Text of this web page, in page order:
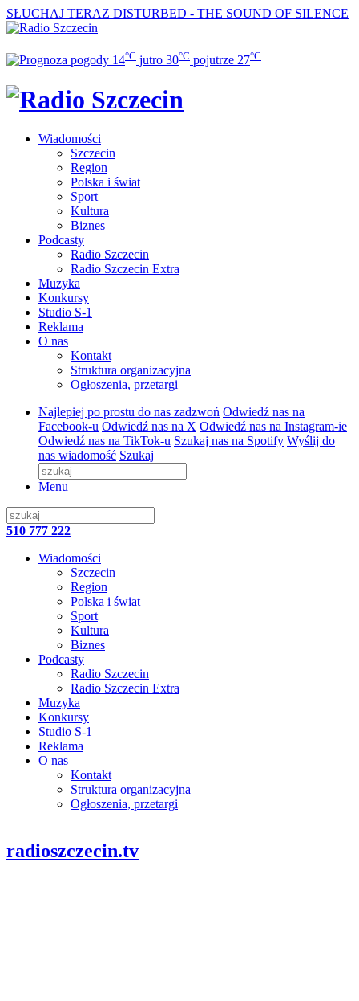
SŁUCHAJ TERAZ DISTURBED - THE SOUND OF SILENCE
14°C jutro 30°C pojutrze 27°C
Wiadomości
Szczecin
Region
Polska i świat
Sport
Kultura
Biznes
Podcasty
Radio Szczecin
Radio Szczecin Extra
Muzyka
Konkursy
Studio S-1
Reklama
O nas
Kontakt
Struktura organizacyjna
Ogłoszenia, przetargi
Najlepiej po prostu do nas zadzwoń Odwiedź nas na
Facebook-u Odwiedź nas na X Odwiedź nas na Instagram-ie
Odwiedź nas na TikTok-u Szukaj nas na Spotify Wyślij do
nas wiadomość Szukaj
Menu
510 777 222
Wiadomości
Szczecin
Region
Polska i świat
Sport
Kultura
Biznes
Podcasty
Radio Szczecin
Radio Szczecin Extra
Muzyka
Konkursy
Studio S-1
Reklama
O nas
Kontakt
Struktura organizacyjna
Ogłoszenia, przetargi
radioszczecin.tv